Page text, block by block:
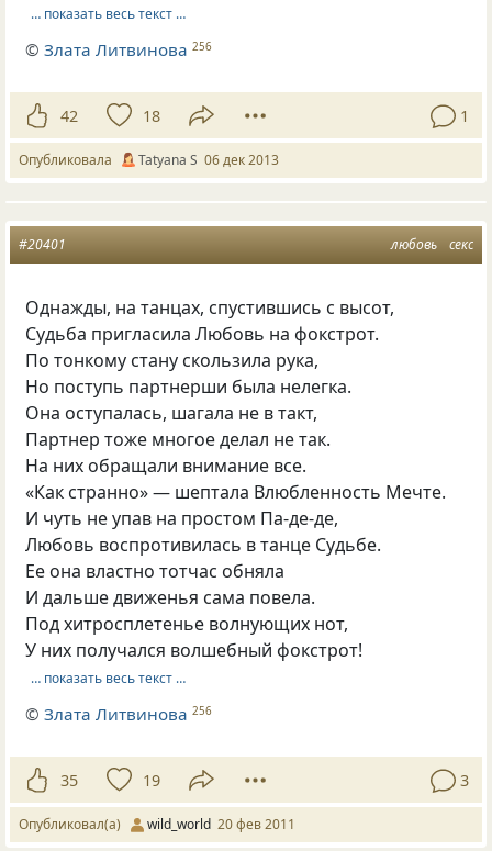
… показать весь текст …
©Злата Литвинова 256
42 18 1
Опубликовала Tatyana S 06 дек 2013
любовь секс
#20401
Однажды, на танцах, спустившись с высот,
Судьба пригласила Любовь на фокстрот.
По тонкому стану скользила рука,
Но поступь партнерши была нелегка.
Она оступалась, шагала не в такт,
Партнер тоже многое делал не так.
На них обращали внимание все.
«Как странно» — шептала Влюбленность Мечте.
И чуть не упав на простом Па-де-де,
Любовь воспротивилась в танце Судьбе.
Ее она властно тотчас обняла
И дальше движенья сама повела.
Под хитросплетенье волнующих нот,
У них получался волшебный фокстрот!
… показать весь текст …
©Злата Литвинова 256
35 19 3
Опубликовал(а) wild_world 20 фев 2011